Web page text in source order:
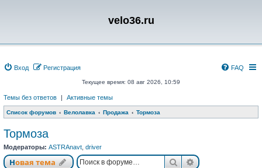
velo36.ru
Вход Регистрация FAQ
Текущее время: 08 авг 2026, 10:59
Темы без ответов | Активные темы
Список форумов Велолавка Продажа Тормоза
Тормоза
Модераторы: ASTRAnavt driver
Новая тема ПоискРасширенный